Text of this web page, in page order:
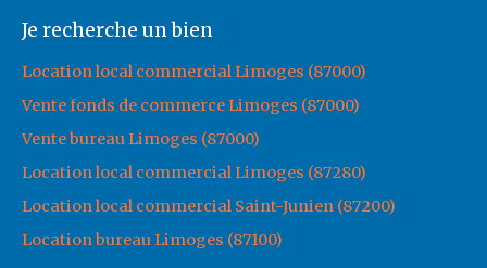
Je recherche un bien
Location local commercial Limoges (87000)
Vente fonds de commerce Limoges (87000)
Vente bureau Limoges (87000)
Location local commercial Limoges (87280)
Location local commercial Saint-Junien (87200)
Location bureau Limoges (87100)